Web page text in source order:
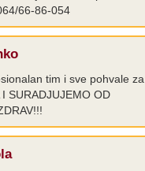
66-86-054
tim i sve pohvale za
SURADJUJEMO OD